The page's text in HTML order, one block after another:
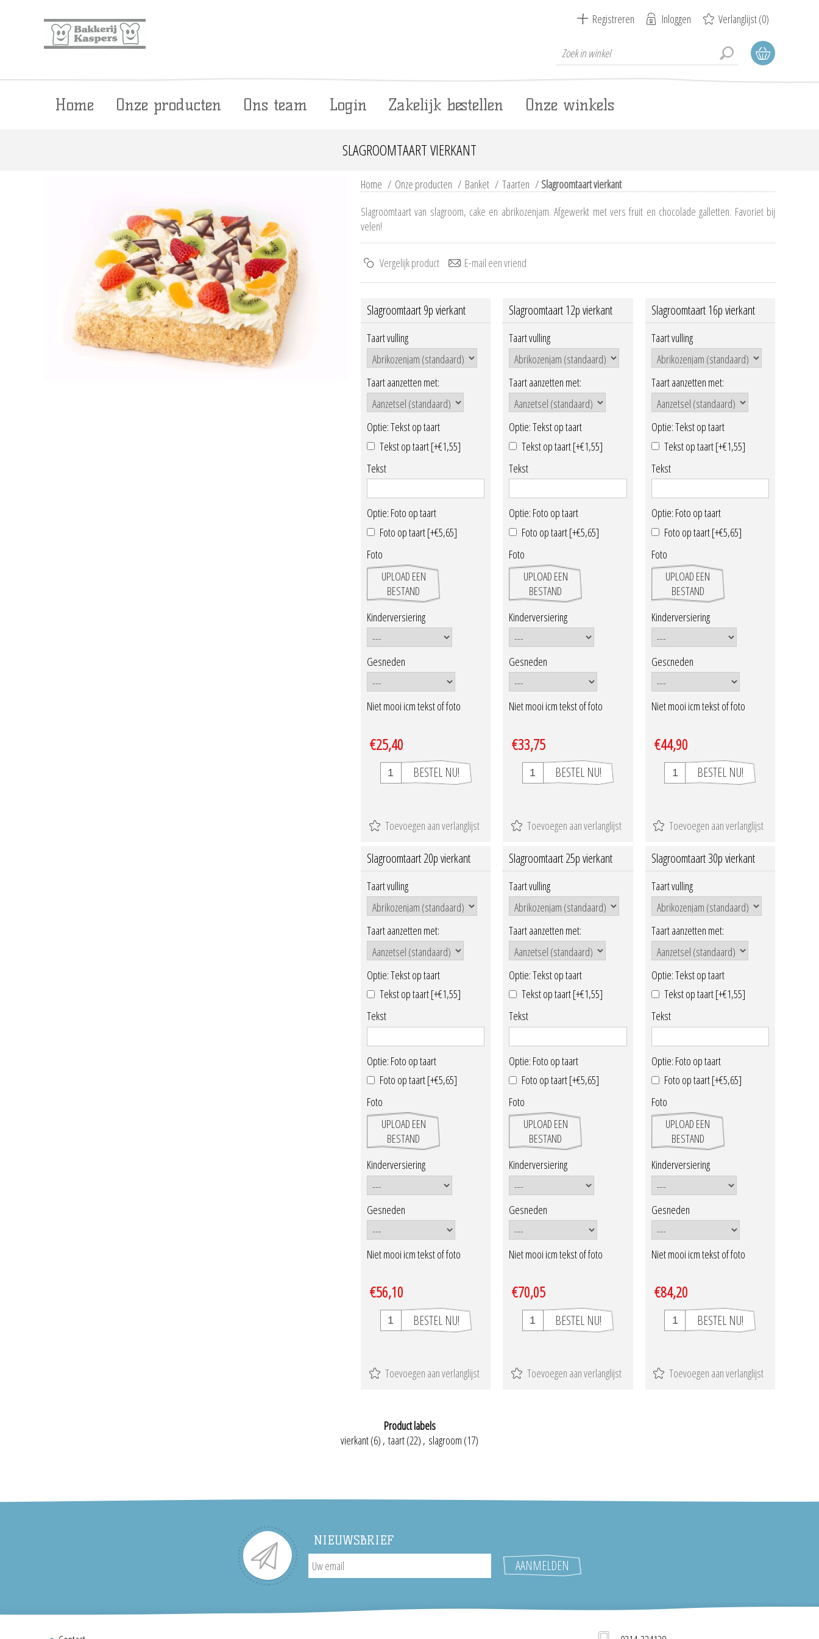
Registreren Inloggen Verlanglijst(0)
Home Onze producten Ons team Login Zakelijk bestellen Onze winkels
SLAGROOMTAART VIERKANT
Home / Onze producten / Banket / Taarten / Slagroomtaart vierkant
Slagroomtaart van slagroom, cake en abrikozenjam. Afgewerkt met vers fruit en chocolade galletten. Favoriet bij
velen!
Slagroomtaart 9p vierkant
Taart vulling
Taart aanzetten met:
Optie: Tekst op taart
Tekst op taart [+€1,55]
Tekst
Optie: Foto op taart
Foto op taart [+€5,65]
Foto
UPLOAD EEN
BESTAND
Kinderversiering
Gesneden
Niet mooi icm tekst of foto
€25,40
Slagroomtaart 12p vierkant
Taart vulling
Taart aanzetten met:
Optie: Tekst op taart
Tekst op taart [+€1,55]
Tekst
Optie: Foto op taart
Foto op taart [+€5,65]
Foto
UPLOAD EEN
BESTAND
Kinderversiering
Gesneden
Niet mooi icm tekst of foto
€33,75
Slagroomtaart 16p vierkant
Taart vulling
Taart aanzetten met:
Optie: Tekst op taart
Tekst op taart [+€1,55]
Tekst
Optie: Foto op taart
Foto op taart [+€5,65]
Foto
UPLOAD EEN
BESTAND
Kinderversiering
Gescneden
Niet mooi icm tekst of foto
€44,90
Slagroomtaart 20p vierkant
Taart vulling
Taart aanzetten met:
Optie: Tekst op taart
Tekst op taart [+€1,55]
Tekst
Optie: Foto op taart
Foto op taart [+€5,65]
Foto
UPLOAD EEN
BESTAND
Kinderversiering
Gesneden
Niet mooi icm tekst of foto
€56,10
Slagroomtaart 25p vierkant
Taart vulling
Taart aanzetten met:
Optie: Tekst op taart
Tekst op taart [+€1,55]
Tekst
Optie: Foto op taart
Foto op taart [+€5,65]
Foto
UPLOAD EEN
BESTAND
Kinderversiering
Gesneden
Niet mooi icm tekst of foto
€70,05
Slagroomtaart 30p vierkant
Taart vulling
Taart aanzetten met:
Optie: Tekst op taart
Tekst op taart [+€1,55]
Tekst
Optie: Foto op taart
Foto op taart [+€5,65]
Foto
UPLOAD EEN
BESTAND
Kinderversiering
Gesneden
Niet mooi icm tekst of foto
€84,20
Product labels
vierkant(6) , taart(22) , slagroom (17)
NIEUWSBRIEF